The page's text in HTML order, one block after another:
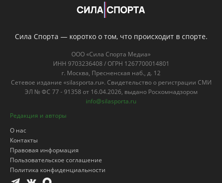
Сила Спорта — коротко о том, что происходит в спорте.
ООО «Сила Спорта Медиа»
ИНН 9703236408 / ОГРН 1267700014801
г. Москва, Пресненская наб., д. 12
Сетевое издание «silasporta.ru». Свидетельство о регистрации СМИ
ЭЛ № ФС 77 - 91358 от 16.04.2026, выдано Роскомнадзором
info@silasporta.ru
Редакция и авторы
О нас
Контакты
Правовая информация
Пользовательское соглашение
Политика конфиденциальности